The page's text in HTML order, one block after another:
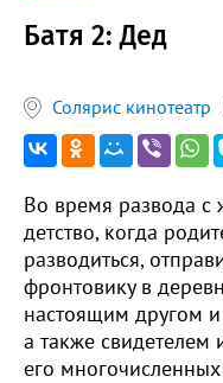
Батя 2: Дед
Солярис кинотеатр
Во время развода с
детство, когда
разводиться,
фронтовику в
настоящим другом
а также свидетелем
его